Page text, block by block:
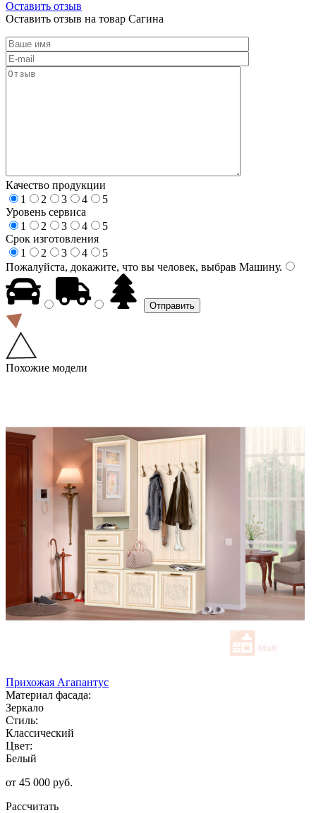
Оставить отзыв
Оставить отзыв на товар Сагина
Качество продукции
1
2 3 4
5
Уровень сервиса
1
2 3 4
5
Срок изготовления
1
2 3 4
5
Пожалуйста, докажите, что вы человек, выбрав Машину.
Похожие модели
Прихожая Агапантус
Материал фасада:
Зеркало
Стиль:
Классический
Цвет:
Белый
от 45 000 руб.
Рассчитать